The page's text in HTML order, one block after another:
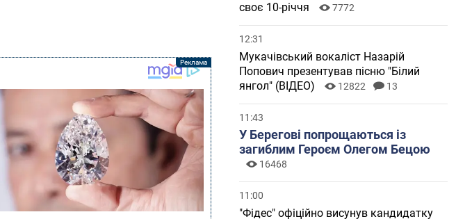
своє 10-річчя
7772
12:31
Мукачівський вокаліст Назарій
Попович презентував пісню "Білий
янгол" (ВІДЕО)
12822 13
11:43
У Берегові попрощаються із
загиблим Героєм Олегом Бецою
16468
11:00
"Фідес" офіційно висунув кандидатку